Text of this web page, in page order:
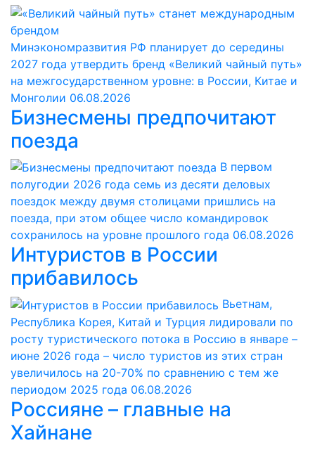
Минэкономразвития РФ планирует до середины
2027 года утвердить бренд «Великий чайный путь»
на межгосударственном уровне: в России, Китае и
Монголии 06.08.2026
Бизнесмены предпочитают
поезда
В первом
полугодии 2026 года семь из десяти деловых
поездок между двумя столицами пришлись на
поезда, при этом общее число командировок
сохранилось на уровне прошлого года 06.08.2026
Интуристов в России
прибавилось
Вьетнам,
Республика Корея, Китай и Турция лидировали по
росту туристического потока в Россию в январе –
июне 2026 года – число туристов из этих стран
увеличилось на 20-70% по сравнению с тем же
периодом 2025 года 06.08.2026
Россияне – главные на
Хайнане